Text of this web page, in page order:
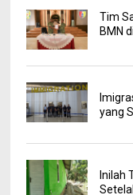
Tim
BMN
yang
Inilah